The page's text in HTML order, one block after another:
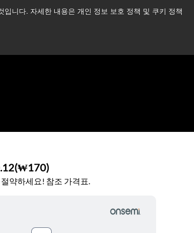
니다. 자세한 내용은 개인 정보 보호 정책 및 쿠키 정책
읽어보기 →
(₩170)
약하세요! 참조 가격표.